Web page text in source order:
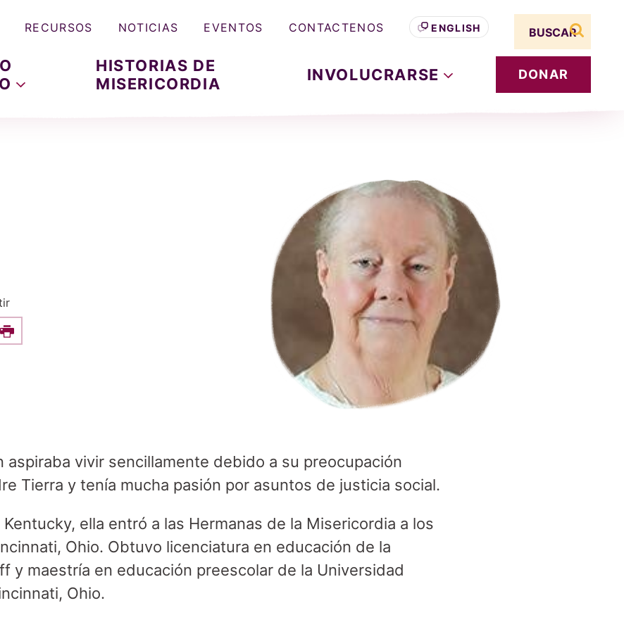
HISTORIAS DE
MISERICORDIA
INVOLUCRARSE DONAR
RECURSOS NOTICIAS EVENTOS CONTACTENOS ENGLISH
Search term
buscar
on Facebook
Print
aspiraba vivir sencillamente debido a su preocupación
Tierra y tenía mucha pasión por asuntos de justicia social.
ella entró a las Hermanas de la Misericordia a los
Ohio. Obtuvo licenciatura en educación de la
y maestría en educación preescolar de la Universidad
Ohio.